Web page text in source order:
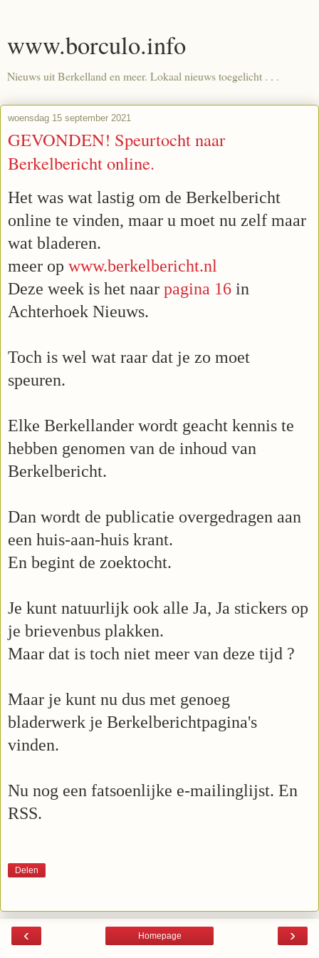
www.borculo.info
Nieuws uit Berkelland en meer. Lokaal nieuws toegelicht . . .
woensdag 15 september 2021
GEVONDEN! Speurtocht naar
Berkelbericht online.
Het was wat lastig om de Berkelbericht
online te vinden, maar u moet nu zelf maar
wat bladeren.
meer op www.berkelbericht.nl
Deze week is het naar pagina 16 in
Achterhoek Nieuws.
Toch is wel wat raar dat je zo moet
speuren.
Elke Berkellander wordt geacht kennis te
hebben genomen van de inhoud van
Berkelbericht.
Dan wordt de publicatie overgedragen aan
een huis-aan-huis krant.
En begint de zoektocht.
Je kunt natuurlijk ook alle Ja, Ja stickers op
je brievenbus plakken.
Maar dat is toch niet meer van deze tijd ?
Maar je kunt nu dus met genoeg
bladerwerk je Berkelberichtpagina's
vinden.
Nu nog een fatsoenlijke e-mailinglijst. En
RSS.
Delen
‹ ›
Homepage